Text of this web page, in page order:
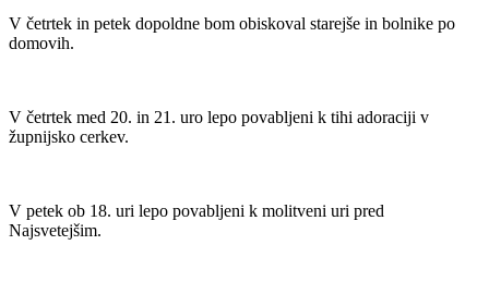
V četrtek in petek dopoldne bom obiskoval starejše in bolnike po
domovih.
V četrtek med 20. in 21. uro lepo povabljeni k tihi adoraciji v
župnijsko cerkev.
V petek ob 18. uri lepo povabljeni k molitveni uri pred
Najsvetejšim.